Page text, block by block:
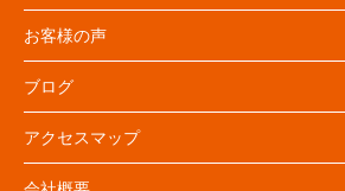
お客様の声
ブログ
アクセスマップ